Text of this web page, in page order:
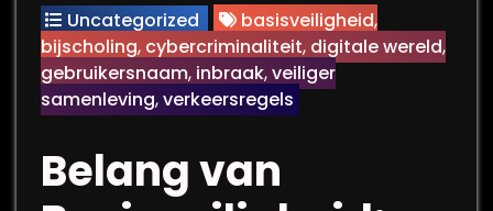
Uncategorized basisveiligheid,
bijscholing, cybercriminaliteit, digitale wereld,
gebruikersnaam, inbraak,veiliger
samenleving,verkeersregels
Belang van